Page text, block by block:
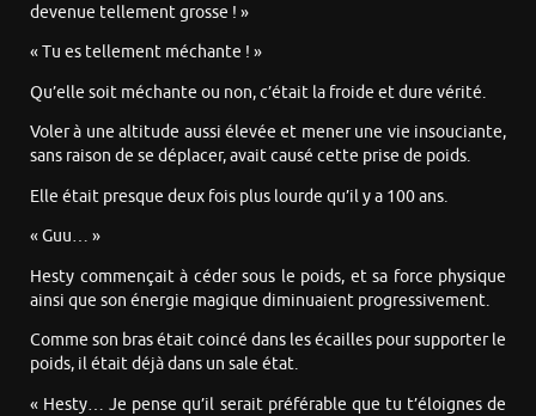
devenue tellement grosse ! »
« Tu es tellement méchante ! »
Qu’elle soit méchante ou non, c’était la froide et dure vérité.
Voler à une altitude aussi élevée et mener une vie insouciante,
sans raison de se déplacer, avait causé cette prise de poids.
Elle était presque deux fois plus lourde qu’il y a 100 ans.
« Guu… »
Hesty commençait à céder sous le poids, et sa force physique
ainsi que son énergie magique diminuaient progressivement.
Comme son bras était coincé dans les écailles pour supporter le
poids, il était déjà dans un sale état.
« Hesty… Je pense qu’il serait préférable que tu t’éloignes de